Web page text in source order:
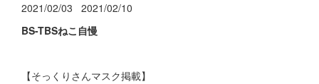
2021/02/03 2021/02/10
BS-TBSねこ自慢
【そっくりさんマスク掲載】